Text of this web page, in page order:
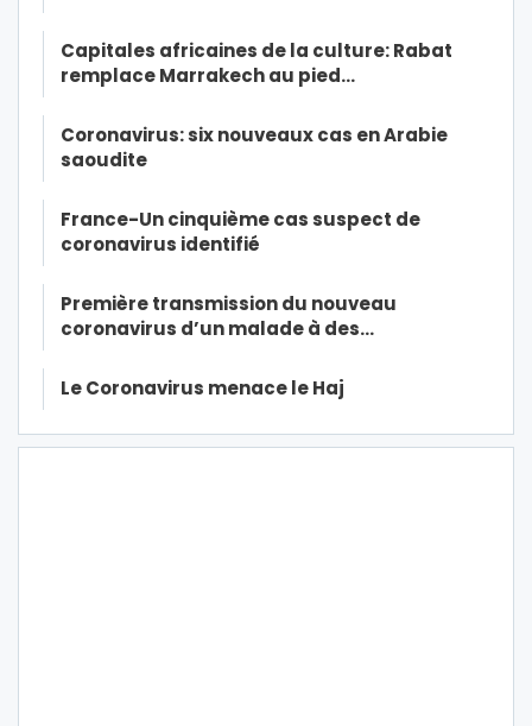
Capitales africaines de la culture: Rabat
remplace Marrakech au pied…
Coronavirus: six nouveaux cas en Arabie
saoudite
France-Un cinquième cas suspect de
coronavirus identifié
Première transmission du nouveau
coronavirus d’un malade à des…
Le Coronavirus menace le Haj